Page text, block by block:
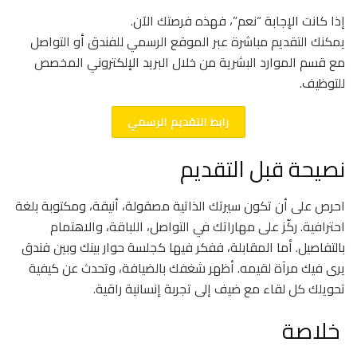
إذا كانت الإجابة “نعم”، فهذه فرصتك الآن.
يمكنك التقديم مباشرة عبر الموقع الرسمي للفندق أو التواصل
مع قسم الموارد البشرية من خلال البريد الإلكتروني المخصص
للتوظيف.
رابط التقديم الرسمي
نصيحة قبل التقديم
احرص على أن تكون سيرتك الذاتية مصقولة، أنيقة، ومكتوبة بلغة
احترافية. ركّز على مهاراتك في التواصل، اللباقة، والاهتمام
بالتفاصيل. أما المقابلة، ففكر فيها كجلسة حوار بينك وبين فندق
يرى فيك مرآة لقيمه. أظهر شغفك بالضيافة، وتحدث عن كيفية
تحويلك كل لقاء مع ضيف إلى تجربة إنسانية راقية.
خلاصة